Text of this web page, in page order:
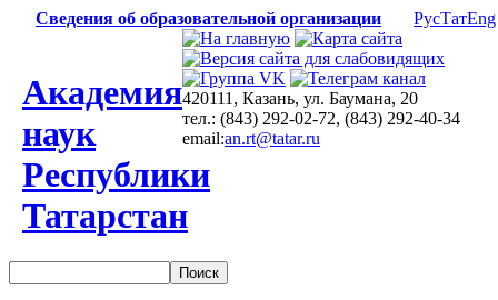
Сведения об образовательной организации РусТатEng
Академия
наук
Республики
Татарстан
420111, Казань, ул. Баумана, 20
тел.: (843) 292-02-72, (843) 292-40-34
email:an.rt@tatar.ru